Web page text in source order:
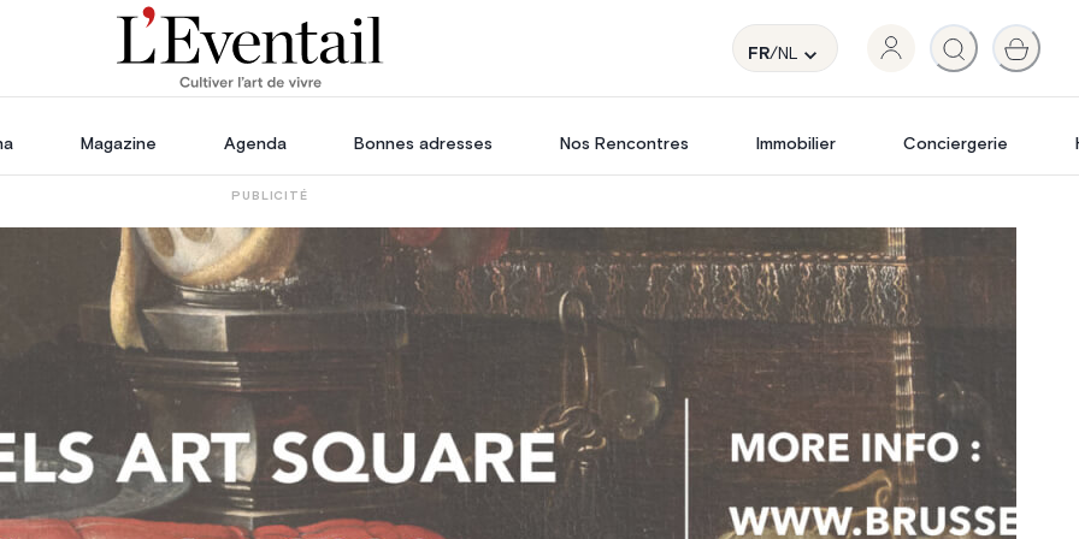
FR/NL
Magazine Agenda Bonnes adresses Nos Rencontres Immobilier Conciergerie
PUBLICITÉ